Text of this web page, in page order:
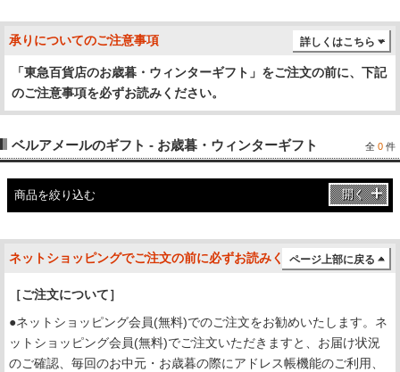
承りについてのご注意事項
「東急百貨店のお歳暮・ウィンターギフト」をご注文の前に、下記
のご注意事項を必ずお読みください。
詳しくはこちら
ベルアメールのギフト - お歳暮・ウィンターギフト 全 0 件
商品を絞り込む 開く
ネットショッピングでご注文の前に必ずお読みくださいページ上部に戻る
［ご注文について］
●ネットショッピング会員(無料)でのご注文をお勧めいたします。ネ
ットショッピング会員(無料)でご注文いただきますと、お届け状況
のご確認、毎回のお中元・お歳暮の際にアドレス帳機能のご利用、